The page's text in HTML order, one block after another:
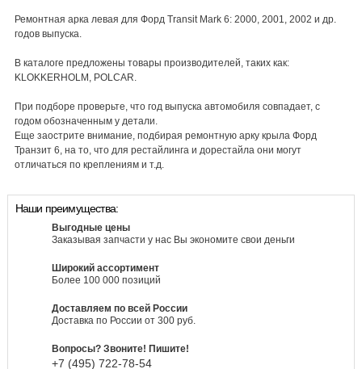
Ремонтная арка левая для Форд Transit Mark 6: 2000, 2001, 2002 и др.
годов выпуска.
В каталоге предложены товары производителей, таких как:
KLOKKERHOLM, POLCAR.
При подборе проверьте, что год выпуска автомобиля совпадает, с
годом обозначенным у детали.
Еще заострите внимание, подбирая ремонтную арку крыла Форд
Транзит 6, на то, что для рестайлинга и дорестайла они могут
отличаться по креплениям и т.д.
Наши преимущества:
Выгодные цены
Заказывая запчасти у нас Вы экономите свои деньги
Широкий ассортимент
Более 100 000 позиций
Доставляем по всей России
Доставка по России от 300 руб.
Вопросы? Звоните! Пишите!
+7 (495) 722-78-54